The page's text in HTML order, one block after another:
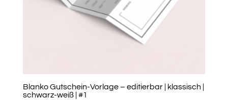
Blanko Gutschein-Vorlage – editierbar | klassisch |
schwarz-weiß | #1